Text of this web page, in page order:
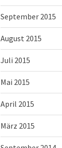
September 2015
August 2015
Juli 2015
Mai 2015
April 2015
März 2015